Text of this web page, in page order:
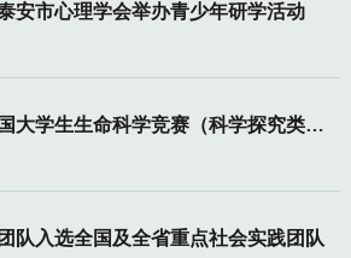
安市心理学会举办青少年研学活动
我校在全国大学生生命科学竞赛（科学探究类）中再攀新高！
队入选全国及全省重点社会实践团队